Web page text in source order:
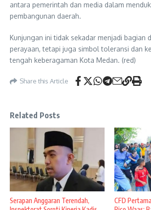
antara pemerintah dan media dalam
pembangunan daerah.
Kunjungan ini tidak sekadar menjadi bagian
perayaan, tetapi juga simbol toleransi dan
tengah keberagaman Kota Medan. (red)
Share this Article
Related Posts
Serapan Anggaran Terendah,
CFD